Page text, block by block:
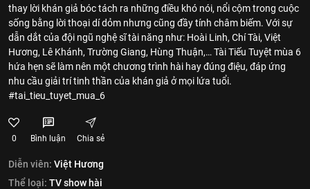
thay lời khán giả bóc tách ra những điều khó nói, nổi cộm trong cuộc
sống bằng lời thoại dí dỏm nhưng cũng đầy tính châm biếm. Với sự
dẫn dắt của đội ngũ nghệ sĩ tài năng như: Hoài Linh, Chí Tài, Việt
Hương, Lê Khánh, Trường Giang, Hùng Thuận,… Tài Tiếu Tuyệt mùa 6
hứa hẹn sẽ làm nên một chương trình hài hay đúng điệu, đáp ứng
nhu cầu giải trí tinh thần của khán giả ở mọi lứa tuổi.
#tai_tieu_tuyet_mua_6
0 Bình luận Chia sẻ
Diễn viên: Việt Hương
Thể loại: TV show hài